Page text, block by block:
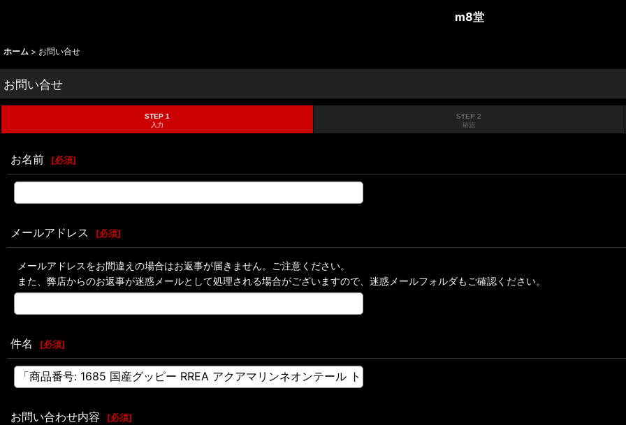
m8堂
ホーム > お問い合せ
お問い合せ
STEP 1
入力
STEP 2
確認
お名前 [必須]
メールアドレス [必須]
メールアドレスをお間違えの場合はお返事が届きません。ご注意ください。
また、弊店からのお返事が迷惑メールとして処理される場合がございますので、迷惑メールフォルダもご確認ください。
件名 [必須]
お問い合わせ内容 [必須]